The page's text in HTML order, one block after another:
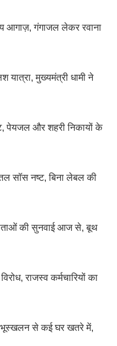
आगाज़, गंगाजल लेकर रवाना
यात्रा, मुख्यमंत्री धामी ने
पेयजल और शहरी निकायों के
सॉस नष्ट, बिना लेबल की
की सुनवाई आज से, बूथ
राजस्व कर्मचारियों का
भूस्खलन से कई घर खतरे में,